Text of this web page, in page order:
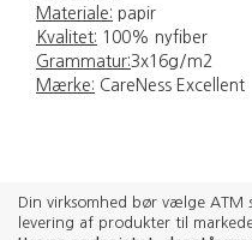
Materiale: papir
Kvalitet: 100% nyfiber
Grammatur:3x16g/m2
Mærke: CareNess Excellent
Din virksomhed bør vælge ATM
levering af produkter til